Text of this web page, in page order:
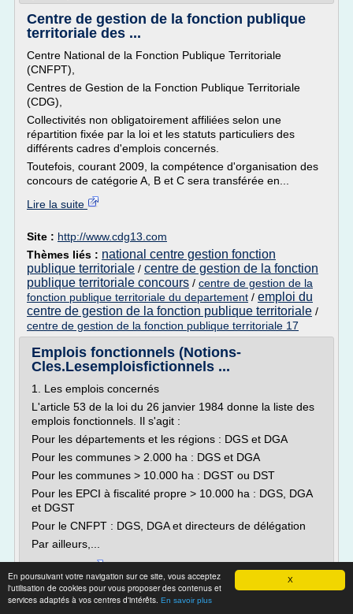
X
En poursuivant votre navigation sur ce site, vous acceptez
l'utilisation de cookies pour vous proposer des contenus et
services adaptés à vos centres d'intérêts. En savoir plus
Centre de gestion de la fonction publique
territoriale des ...
Centre National de la Fonction Publique Territoriale
(CNFPT),
Centres de Gestion de la Fonction Publique Territoriale
(CDG),
Collectivités non obligatoirement affiliées selon une
répartition fixée par la loi et les statuts particuliers des
différents cadres d'emplois concernés.
Toutefois, courant 2009, la compétence d'organisation des
concours de catégorie A, B et C sera transférée en...
Lire la suite
Site : http://www.cdg13.com
Thèmes liés : national centre gestion fonction
publique territoriale / centre de gestion de la fonction
publique territoriale concours / centre de gestion de la
fonction publique territoriale du departement / emploi du
centre de gestion de la fonction publique territoriale /
centre de gestion de la fonction publique territoriale 17
Emplois fonctionnels (Notions-
Cles.Lesemploisfictionnels ...
1. Les emplois concernés
L'article 53 de la loi du 26 janvier 1984 donne la liste des
emplois fonctionnels. Il s'agit :
Pour les départements et les régions : DGS et DGA
Pour les communes > 2.000 ha : DGS et DGA
Pour les communes > 10.000 ha : DGST ou DST
Pour les EPCI à fiscalité propre > 10.000 ha : DGS, DGA
et DGST
Pour le CNFPT : DGS, DGA et directeurs de délégation
Par ailleurs,...
Site :http://www.wikiterritorial.cnfpt.fr